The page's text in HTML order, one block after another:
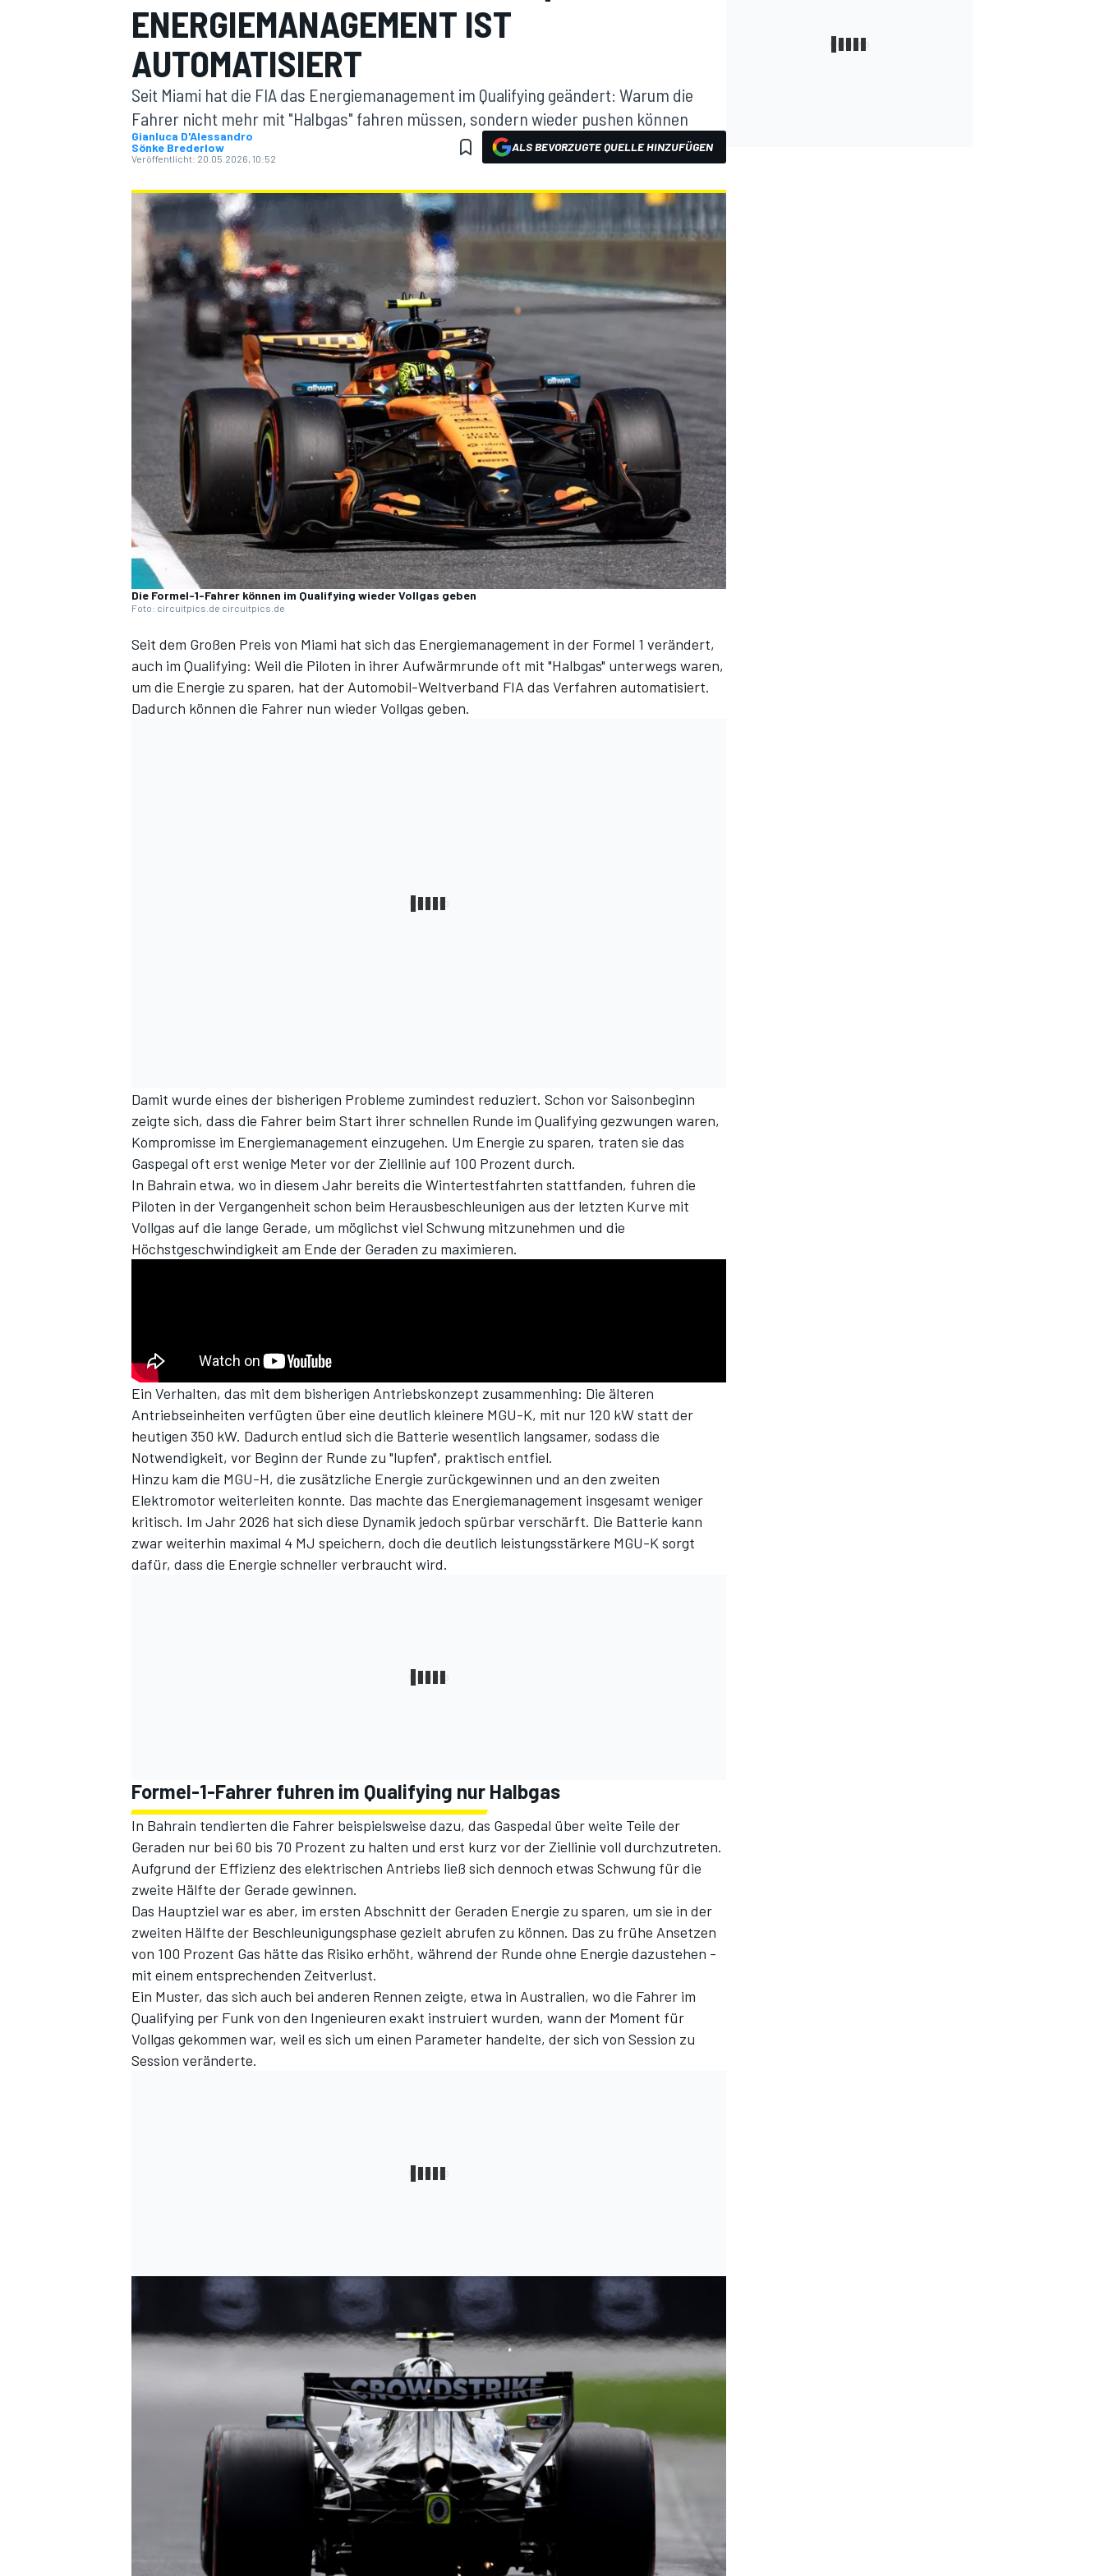
MOTOGP
ENERGIEMANAGEMENT IST
AUTOMATISIERT
Seit Miami hat die FIA das Energiemanagement im Qualifying geändert: Warum die
Fahrer nicht mehr mit "Halbgas" fahren müssen, sondern wieder pushen können
Gianluca D'Alessandro
Sönke Brederlow
Veröffentlicht: 20.05.2026, 10:52
ALS BEVORZUGTE QUELLE HINZUFÜGEN
Die Formel-1-Fahrer können im Qualifying wieder Vollgas geben
Foto: circuitpics.de circuitpics.de
Seit dem Großen Preis von Miami hat sich das Energiemanagement in der Formel 1 verändert,
auch im Qualifying: Weil die Piloten in ihrer Aufwärmrunde oft mit "Halbgas" unterwegs waren,
um die Energie zu sparen, hat der Automobil-Weltverband FIA das Verfahren automatisiert.
Dadurch können die Fahrer nun wieder Vollgas geben.
Damit wurde eines der bisherigen Probleme zumindest reduziert. Schon vor Saisonbeginn
zeigte sich, dass die Fahrer beim Start ihrer schnellen Runde im Qualifying gezwungen waren,
Kompromisse im Energiemanagement einzugehen. Um Energie zu sparen, traten sie das
Gaspegal oft erst wenige Meter vor der Ziellinie auf 100 Prozent durch.
In Bahrain etwa, wo in diesem Jahr bereits die Wintertestfahrten stattfanden, fuhren die
Piloten in der Vergangenheit schon beim Herausbeschleunigen aus der letzten Kurve mit
Vollgas auf die lange Gerade, um möglichst viel Schwung mitzunehmen und die
Höchstgeschwindigkeit am Ende der Geraden zu maximieren.
Ein Verhalten, das mit dem bisherigen Antriebskonzept zusammenhing: Die älteren
Antriebseinheiten verfügten über eine deutlich kleinere MGU-K, mit nur 120 kW statt der
heutigen 350 kW. Dadurch entlud sich die Batterie wesentlich langsamer, sodass die
Notwendigkeit, vor Beginn der Runde zu "lupfen", praktisch entfiel.
Hinzu kam die MGU-H, die zusätzliche Energie zurückgewinnen und an den zweiten
Elektromotor weiterleiten konnte. Das machte das Energiemanagement insgesamt weniger
kritisch. Im Jahr 2026 hat sich diese Dynamik jedoch spürbar verschärft. Die Batterie kann
zwar weiterhin maximal 4 MJ speichern, doch die deutlich leistungsstärkere MGU-K sorgt
dafür, dass die Energie schneller verbraucht wird.
Formel-1-Fahrer fuhren im Qualifying nur Halbgas
In Bahrain tendierten die Fahrer beispielsweise dazu, das Gaspedal über weite Teile der
Geraden nur bei 60 bis 70 Prozent zu halten und erst kurz vor der Ziellinie voll durchzutreten.
Aufgrund der Effizienz des elektrischen Antriebs ließ sich dennoch etwas Schwung für die
zweite Hälfte der Gerade gewinnen.
Das Hauptziel war es aber, im ersten Abschnitt der Geraden Energie zu sparen, um sie in der
zweiten Hälfte der Beschleunigungsphase gezielt abrufen zu können. Das zu frühe Ansetzen
von 100 Prozent Gas hätte das Risiko erhöht, während der Runde ohne Energie dazustehen -
mit einem entsprechenden Zeitverlust.
Ein Muster, das sich auch bei anderen Rennen zeigte, etwa in Australien, wo die Fahrer im
Qualifying per Funk von den Ingenieuren exakt instruiert wurden, wann der Moment für
Vollgas gekommen war, weil es sich um einen Parameter handelte, der sich von Session zu
Session veränderte.